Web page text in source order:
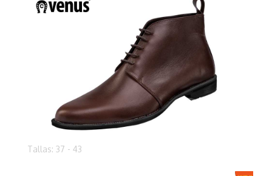
Tallas: 37 - 43